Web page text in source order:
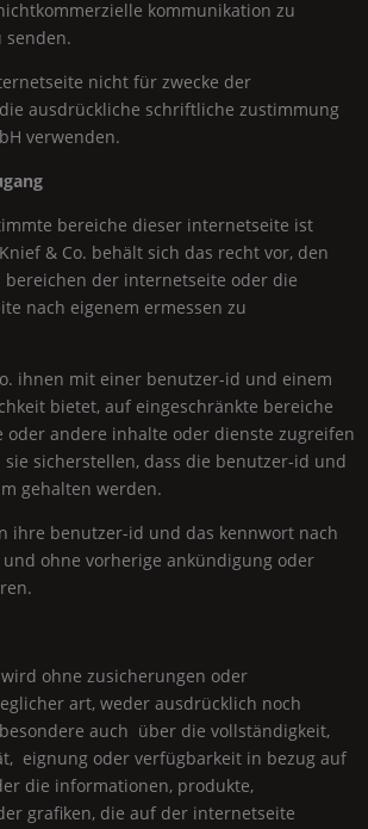
kommunikation zu
senden.
nicht für zwecke der
ausdrückliche schriftliche zustimmung
verwenden.
bereiche dieser internetseite ist
Knief & Co. behält sich das recht vor, den
bereichen der internetseite oder die
nach eigenem ermessen zu
ihnen mit einer benutzer-id und einem
bietet, auf eingeschränkte bereiche
oder andere inhalte oder dienste zugreifen
sie sicherstellen, dass die benutzer-id und
gehalten werden.
ihre benutzer-id und das kennwort nach
ohne vorherige ankündigung oder
ohne zusicherungen oder
art, weder ausdrücklich noch
auch über die vollständigkeit,
eignung oder verfügbarkeit in bezug auf
die informationen, produkte,
grafiken, die auf der internetseite